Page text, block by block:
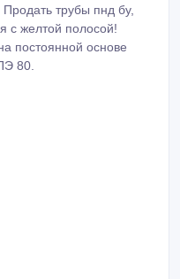
трубы пнд бу,
с желтой полосой!
постоянной основе
80.